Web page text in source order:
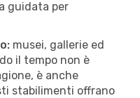
guidata per
musei, gallerie ed
il tempo non è
è anche
stabilimenti offrano